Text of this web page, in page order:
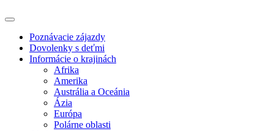
Poznávacie zájazdy
Dovolenky s deťmi
Informácie o krajinách
Afrika
Amerika
Austrália a Oceánia
Ázia
Európa
Polárne oblasti